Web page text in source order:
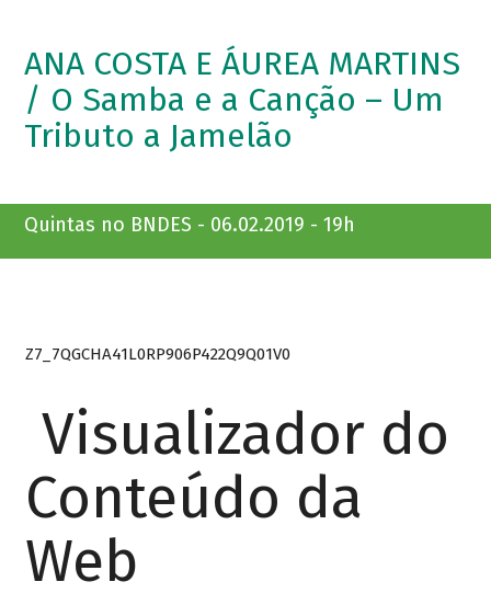
ANA COSTA E ÁUREA MARTINS
/ O Samba e a Canção – Um
Tributo a Jamelão
Quintas no BNDES - 06.02.2019 - 19h
Z7_7QGCHA41L0RP906P422Q9Q01V0
Visualizador do
Conteúdo da
Web